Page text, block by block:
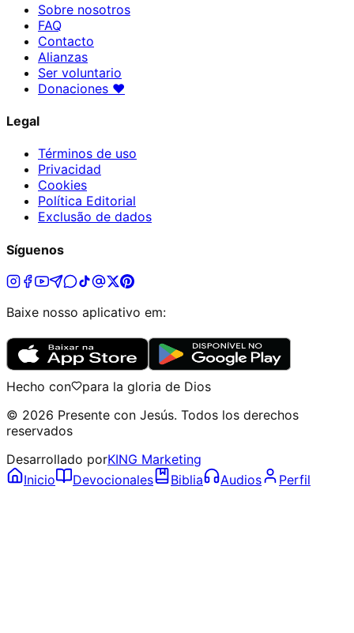
Sobre nosotros
FAQ
Contacto
Alianzas
Ser voluntario
Donaciones ♥
Legal
Términos de uso
Privacidad
Cookies
Política Editorial
Exclusão de dados
Síguenos
Baixe nosso aplicativo em:
Hecho con
para la gloria de Dios
© 2026 Presente con Jesús. Todos los derechos
reservados
Desarrollado porKING Marketing
Inicio
Devocionales Biblia Audios Perfil